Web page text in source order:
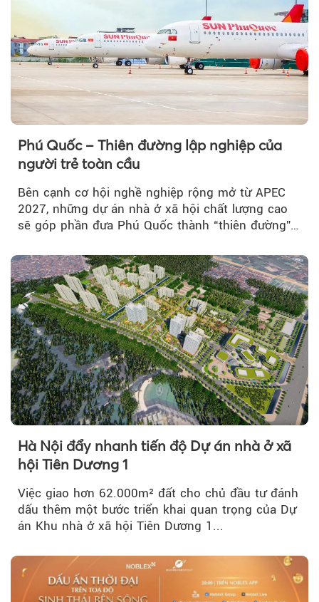
Phú Quốc – Thiên đường lập nghiệp của
người trẻ toàn cầu
Bên cạnh cơ hội nghề nghiệp rộng mở từ APEC
2027, những dự án nhà ở xã hội chất lượng cao
sẽ góp phần đưa Phú Quốc thành “thiên đường”
Hà Nội đẩy nhanh tiến độ Dự án nhà ở xã
hội Tiên Dương 1
Việc giao hơn 62.000m² đất cho chủ đầu tư đánh
dấu thêm một bước triển khai quan trọng của Dự
án Khu nhà ở xã hội Tiên Dương 1...